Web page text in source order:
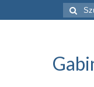
Szuklaj
w: